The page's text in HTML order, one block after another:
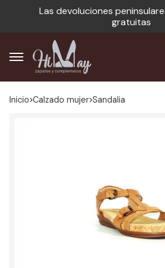
Las devoluciones
gratuitas
Inicio calzado mujer sandalia